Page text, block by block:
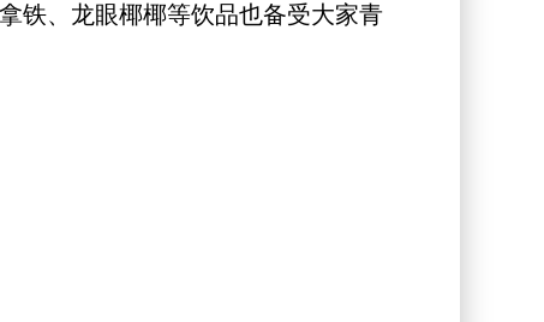
铁、龙眼椰椰等饮品也备受大家青